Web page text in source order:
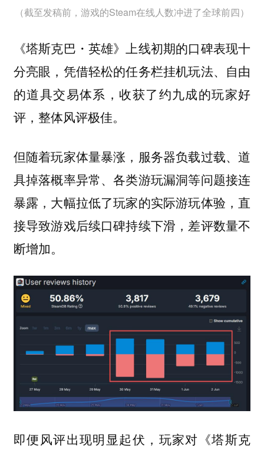
（截至发稿前，游戏的Steam在线人数冲进了全球前四）
《塔斯克巴・英雄》上线初期的口碑表现十
分亮眼，凭借轻松的任务栏挂机玩法、自由
的道具交易体系，收获了约九成的玩家好
评，整体风评极佳。
但随着玩家体量暴涨，服务器负载过载、道
具掉落概率异常、各类游玩漏洞等问题接连
暴露，大幅拉低了玩家的实际游玩体验，直
接导致游戏后续口碑持续下滑，差评数量不
断增加。
即便风评出现明显起伏，玩家对《塔斯克